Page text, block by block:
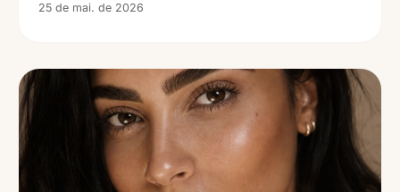
25 de mai. de 2026